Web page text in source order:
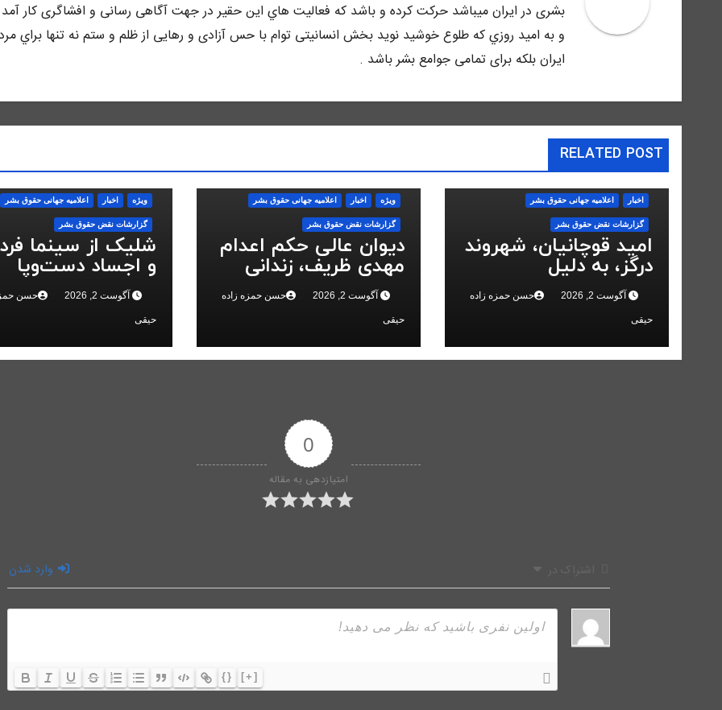
بشرى در ايران ميباشد حركت كرده و باشد كه فعاليت هاي اين حقير در جهت آگاهى رسانى و افشاگرى كار آمد
و به اميد روزي كه طلوع خوشيد نويد بخش انسانيتى توام با حس آزادى و رهايى از ظلم و ستم نه تنها براي
ايران بلكه براى تمامى جوامع بشر باشد .
RELATED POST
اخبار اعلاميه جهانی حقوق بشر
گزارشات نقض حقوق بشر
امید قوچانیان، شهروند
درگز، به دلیل
«مخالفت» با حکومت
به ۵ سال زندان محکوم
شد
آگوست 2, 2026 حسن حمزه زاده
حیقی
ویژه اخبار اعلاميه جهانی حقوق بشر
گزارشات نقض حقوق بشر
دیوان عالی حکم اعدام
مهدی ظریف، زندانی
انقلاب ملی، را تایید
کردآگوست 2, 2026 حسن حمزه زاده
حیقی
ویژه اخبار اعلاميه جهانی حقوق بشر
گزارشات نقض حقوق بشر
شلیک از سینما
و اجساد دست‌وپا
بسته؛ سرکوب
ملی در البرز
آگوست 2, 2026 حسن
حیقی
0
امتیازدهی به مقاله
اشتراک در وارد شدن
{} [+]